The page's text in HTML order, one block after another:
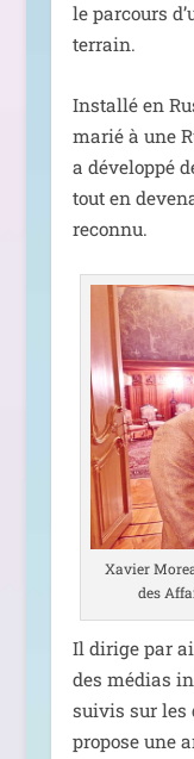
le par­cours
terrain.
Installé en
marié à une
a déve­lop­pé
tout en
reconnu.
Xavier
des
Il dirige par
des médias
sui­vis sur les
pro­pose une